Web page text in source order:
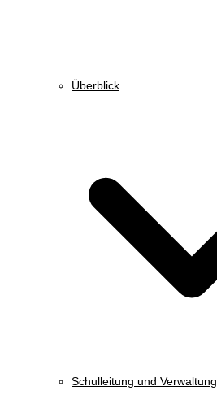
Überblick
Schulleitung und Verwaltung